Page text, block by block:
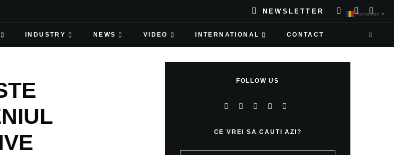
NEWSLETTER
INDUSTRY NEWS VIDEO INTERNATIONAL CONTACT
FOLLOW US
CE VREI SA CAUTI AZI?
Romanian ▼